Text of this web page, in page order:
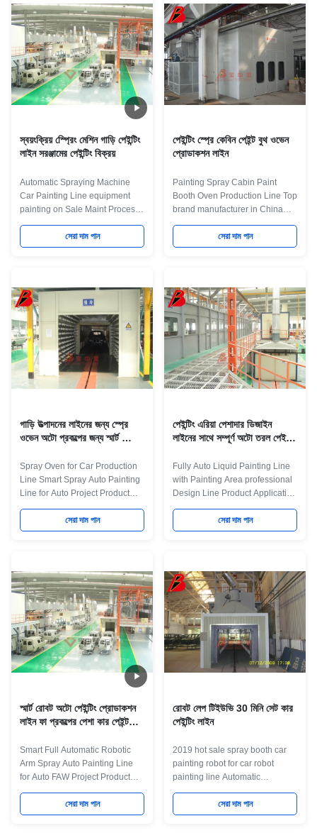
and installed by Jingzhongjing
Group Maint Process: workpiece
paint pre-treatment--cathodic
electrodeposition primer
coating-- PVC glue--weld seam
sealing-- middle coating--
surface coating and drying--
check and repair process--and
Paint,baking,cooling
equipments,we offer turn key
project for Changchun Auto
according customer's
requirement. Maint Process:
workpiece paint pre-treatment--
cathodic electrodeposition
primer coating-- PVC glue--weld
স্বয়ংক্রিয় স্প্রেিং মেশিন গাড়ি পেইন্টিং
লাইন সরঞ্জামের পেইন্টিং বিক্রয়
Automatic Spraying Machine
Car Painting Line equipment
painting on Sale Maint Process:
cathodic electrodeposition
primer coating-- PVC glue--weld
check and repair process--and
complete coating of paint
material --products inspection
work. Some necessary main
Equipment for some main
process: Systems Equipment
Details Pre-treamment 1. Flood
wash equipment 2. Degrease
সেরা দাম পান
পেইন্টিং স্প্রে কেবিন পেইন্ট বুথ ওভেন
প্রোডাকশন লাইন
Painting Spray Cabin Paint
Booth Oven Production Line Top
brand manufacturer in China
whole line for SG Automotive
Group Project,it including pre-
offer high efficiency producing
process to gurantee the
production capacity require.
Maint Process: workpiece paint
pre-treatment--cathodic
electrodeposition primer
coating-- PVC glue--weld seam
sealing-- middle coating--
সেরা দাম পান
গাড়ি উত্পাদনের লাইনের জন্য স্প্রে
ওভেন অটো প্রকল্পের জন্য স্মার্ট স্প্রে
Spray Oven for Car Production
Line Smart Spray Auto Painting
Line for Auto Project Product
Jingzhongjing Group,we have
two factories to produce the
industrial product.All equipment
is customized for your product
requirement. Maint Process:
workpiece paint pre-treatment--
cathodic electrodeposition
primer coating-- PVC glue--weld
seam sealing-- middle coating--
surface coating and drying--
সেরা দাম পান
পেইন্টিং এরিয়া পেশাদার ডিজাইন
লাইনের সাথে সম্পূর্ণ অটো তরল পেইন্টিং
Fully Auto Liquid Painting Line
with Painting Area professional
Design Line Product Application
Group,we have two factories to
produce the Liquid Painting
product.All equipment is
customized for your product
requirement. Maint Process:
workpiece paint pre-treatment--
cathodic electrodeposition
primer coating-- PVC glue--weld
seam sealing-- middle coating--
surface coating and drying--
সেরা দাম পান
স্মার্ট রোবট অটো পেইন্টিং প্রোডাকশন
লাইন ফা প্রকল্পের পেশা কার পেইন্ট
Smart Full Automatic Robotic
Arm Spray Auto Painting Line
for Auto FAW Project Product
Application Welcome to
Jingzhongjing Group,we have
two factories to produce the
সেরা দাম পান
রোবট লেপ টিইউভি 30 মিনি সেট কার
পেইন্টিং লাইন
2019 hot sale spray booth car
painting robot for car robot
painting line Automatic
Automobile Parts Coating Line/
Car Painting Production Line
For Automotive Parts
সেরা দাম পান